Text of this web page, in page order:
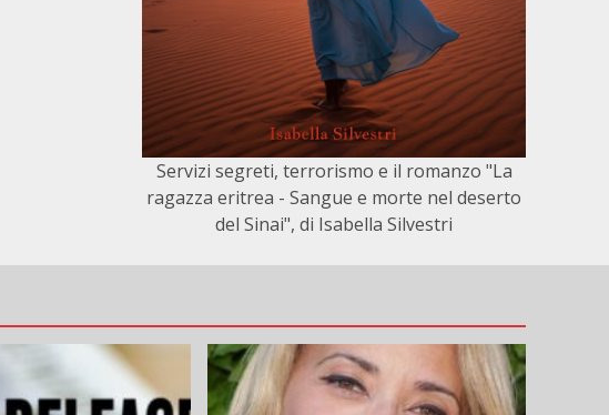
Servizi segreti, terrorismo e il romanzo "La
ragazza eritrea - Sangue e morte nel deserto
del Sinai", di Isabella Silvestri